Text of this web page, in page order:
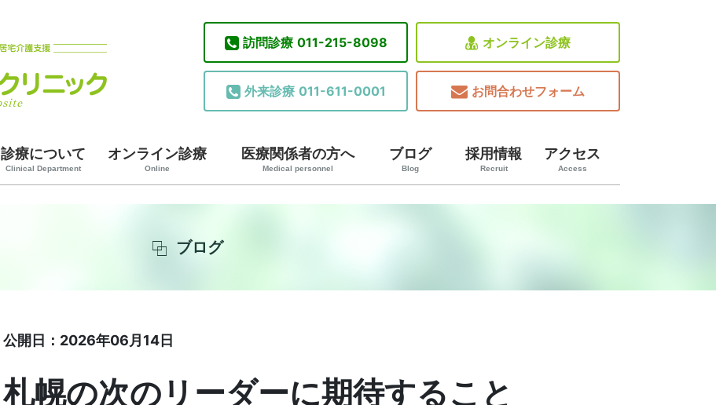
訪問診療 011-215-8098
外来診療 011-611-0001
オンライン診療
お問合わせフォーム
診療について
Clinical Department
オンライン診療
Online
医療関係者の方へ
Medical personnel
ブログ
Blog
採用情報
Recruit
アクセス
Access
ブログ
公開日：2026年06月14日
札幌の次のリーダーに期待すること